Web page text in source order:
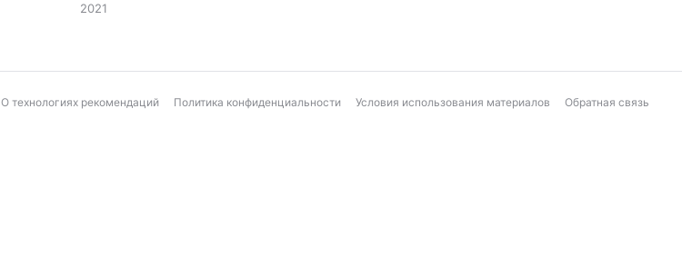
2021
О технологиях рекомендаций Политика конфиденциальности Условия использования материалов Обратная связь